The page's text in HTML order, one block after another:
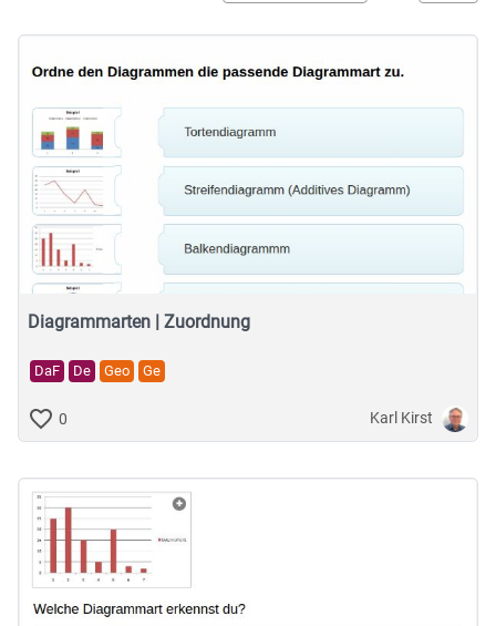
Fach
Sprachen
Geistes- & Sozialwissenschaften
Musische Fächer & Sport
Berufliche Bildung
Sonstiges
Diagrammarten | Zuordnung
DaF De Geo Ge
0 Karl Kirst